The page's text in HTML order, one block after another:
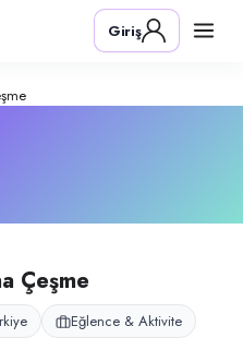
– Şirket Profili
otel ve spor aktiviteleri hizmeti
Giriş
Çeşme
Eğlence & Aktivite